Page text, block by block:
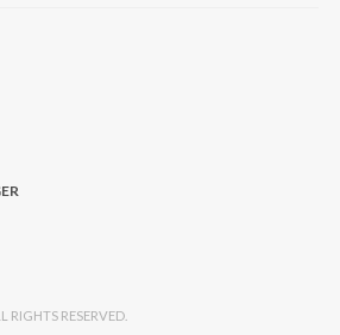
RESERVED.